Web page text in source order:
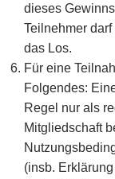
dieses
Teilnehmer
das Los.
Für eine
Folgendes:
Regel nur als
Mitgliedschaft
(insb.